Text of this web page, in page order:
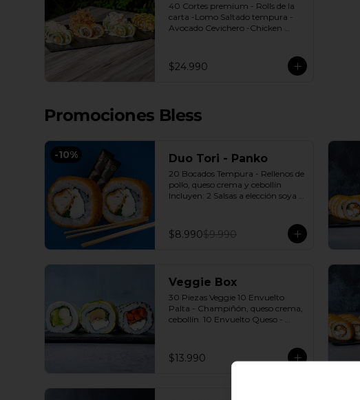
40 Cortes premium - Rolls de la
carta -Lomo Saltado tempura -
Avocado Cevichero -Chicken
Bless + 3 palitos
$24.990
Promociones Bless
-10% Duo Tori - Panko
20 Bocados Tempura - Rellenos de
pollo, queso crema y cebollín
Incluyen: 2 Salsas a elección soya o
$8.990$9.990
Veggie Box
30 Piezas Veggie 10 Envuelto
Palta - Champiñón, queso crema,
cebollín. 10 Envuelto Queso -
queso crema, cebollín. Incluye: 3
Salsas a elección soya o agridulce
$13.990